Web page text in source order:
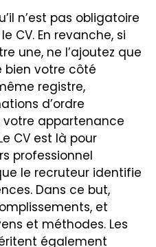
n’est pas obligatoire
CV. En revanche, si
une, ne l’ajoutez que
bien votre côté
registre,
d’ordre
votre appartenance
CV est là pour
professionnel
le recruteur identifie
Dans ce but,
et
et méthodes. Les
également